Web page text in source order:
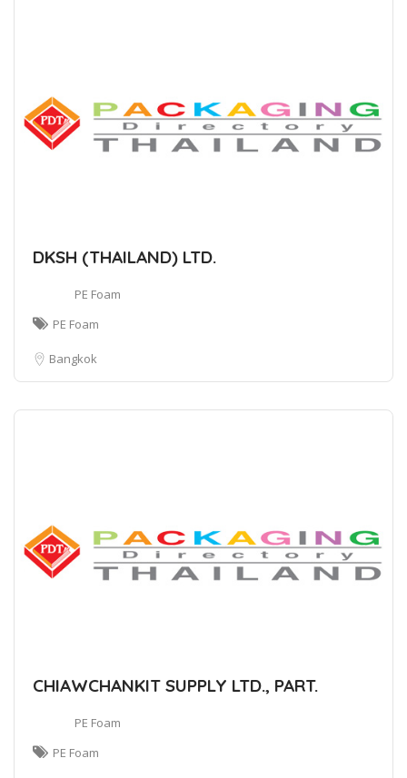
DKSH (THAILAND) LTD.
PE Foam
PE Foam
Bangkok
CHIAWCHANKIT SUPPLY LTD., PART.
PE Foam
PE Foam